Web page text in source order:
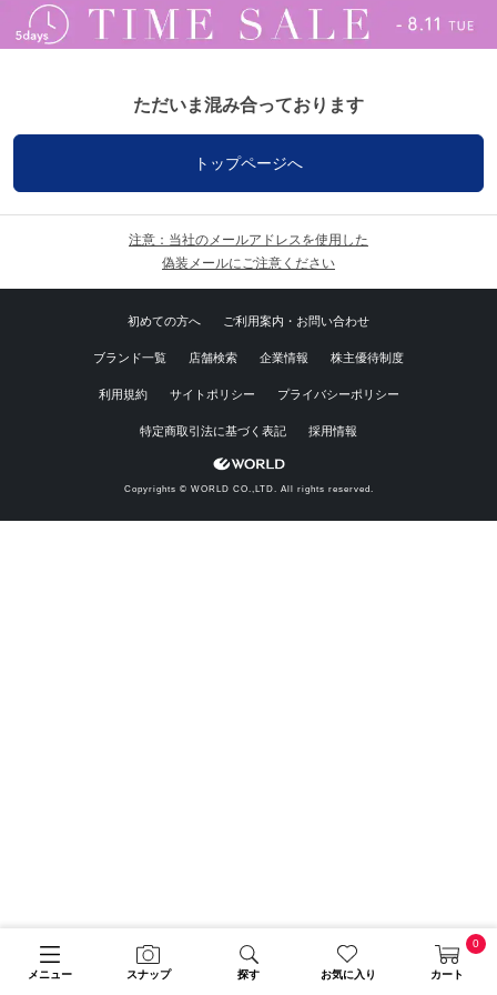
メニュー スナップ 探す お気に入り カート
0
ただいま混み合っております
トップページへ
注意：当社のメールアドレスを使用した
偽装メールにご注意ください
初めての方へ ご利用案内・お問い合わせ
ブランド一覧 店舗検索 企業情報 株主優待制度
利用規約 サイトポリシー プライバシーポリシー
特定商取引法に基づく表記 採用情報
Copyrights © WORLD CO.,LTD. All rights reserved.